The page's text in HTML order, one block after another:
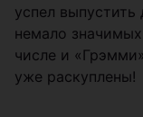
успел
немало
числе и
уже раскуплены!